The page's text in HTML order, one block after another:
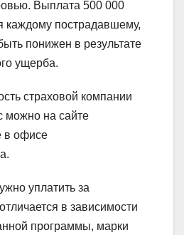
Выплата 500 000
каждому пострадавшему,
понижен в результате
ущерба.
страховой компании
на сайте
в офисе
уплатить за
в зависимости
программы, марки